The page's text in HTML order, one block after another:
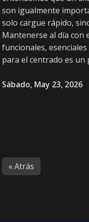
son igualmente
solo cargue rápido,
Mantenerse al día con
funcionales,
para el centrado es un
Sábado, May 23, 2026
« Atrás